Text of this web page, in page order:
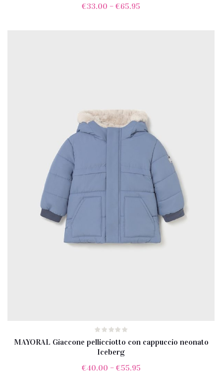
€33.00 – €65.95
MAYORAL Giaccone pellicciotto con cappuccio neonato
Iceberg
€40.00 – €55.95